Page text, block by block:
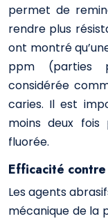
permet de
rendre plus
ont montré
ppm (parties
considérée
caries. Il est
moins deux
fluorée.
Efficacité
Les agents
mécanique de la